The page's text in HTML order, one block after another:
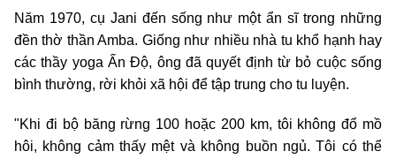
Năm 1970, cụ Jani đến sống như một ẩn sĩ trong những
đền thờ thần Amba. Giống như nhiều nhà tu khổ hạnh hay
các thầy yoga Ấn Độ, ông đã quyết định từ bỏ cuộc sống
bình thường, rời khỏi xã hội để tập trung cho tu luyện.
"Khi đi bộ băng rừng 100 hoặc 200 km, tôi không đổ mồ
hôi, không cảm thấy mệt và không buồn ngủ. Tôi có thể